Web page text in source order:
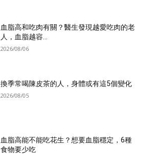
血脂高和吃肉有關？醫生發現越愛吃肉的老
人，血脂越容...
2026/08/06
換季常喝陳皮茶的人，身體或有這5個變化
2026/08/05
血脂高能不能吃花生？想要血脂穩定，6種
食物要少吃